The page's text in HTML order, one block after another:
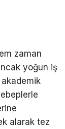
zaman
yoğun iş
alarak tez